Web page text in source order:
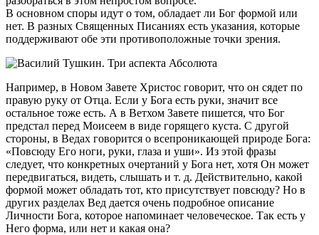
В основном споры идут о том, обладает ли Бог формой или
нет. В разных Священных Писаниях есть указания, которые
поддерживают обе эти противоположные точки зрения.
Например, в Новом Завете Христос говорит, что он сядет по
правую руку от Отца. Если у Бога есть руки, значит все
остальное тоже есть. А в Ветхом Завете пишется, что Бог
предстал перед Моисеем в виде горящего куста. С другой
стороны, в Ведах говорится о всепроникающей природе Бога:
«Повсюду Его ноги, руки, глаза и уши». Из этой фразы
следует, что конкретных очертаний у Бога нет, хотя Он может
передвигаться, видеть, слышать и т. д. Действительно, какой
формой может обладать тот, кто присутствует повсюду? Но в
других разделах Вед дается очень подробное описание
Личности Бога, которое напоминает человеческое. Так есть у
Него форма, или нет и какая она?